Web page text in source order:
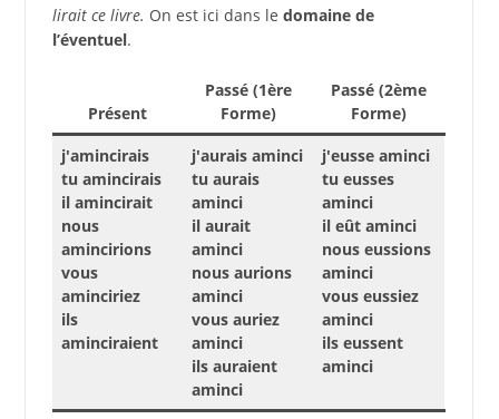
lirait ce livre. On est ici dans le domaine de
l’éventuel.
Présent
Passé (1ère
Forme)
Passé (2ème
Forme)
j'amincirais
tu amincirais
il amincirait
nous
amincirions
vous
aminciriez
ils
aminciraient
j'aurais aminci
tu aurais
aminci
il aurait
aminci
nous aurions
aminci
vous auriez
aminci
ils auraient
aminci
j'eusse aminci
tu eusses
aminci
il eût aminci
nous eussions
aminci
vous eussiez
aminci
ils eussent
aminci